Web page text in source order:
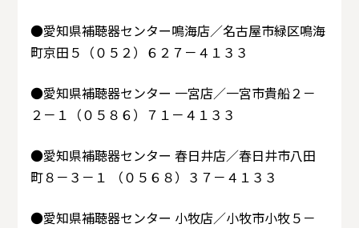
●愛知県補聴器センター鳴海店／名古屋市緑区鳴海
町京田５（０５２）６２７－４１３３
●愛知県補聴器センター 一宮店／一宮市貴船２－
２－１（０５８６）７１－４１３３
●愛知県補聴器センター 春日井店／春日井市八田
町８－３－１ （０５６８）３７－４１３３
●愛知県補聴器センター 小牧店／小牧市小牧５－